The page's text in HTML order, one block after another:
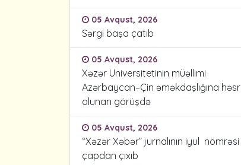
05 Avqust, 2026
Sərgi başa çatıb
05 Avqust, 2026
Xəzər Universitetinin müəllimi
Azərbaycan–Çin əməkdaşlığına həsr
olunan görüşdə
05 Avqust, 2026
“Xəzər Xəbər” jurnalının iyul nömrəsi
çapdan çıxıb